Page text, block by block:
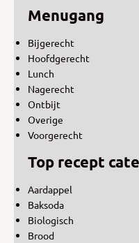
Menugang
Bijgerecht
Hoofdgerecht
Lunch
Nagerecht
Ontbijt
Overige
Voorgerecht
Top recept
Aardappel
Baksoda
Biologisch
Brood